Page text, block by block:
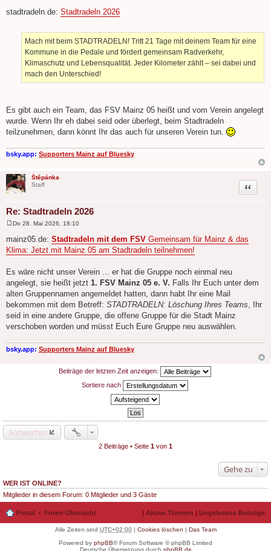
i
stadtradeln.de: Stadtradeln 2026
Mach mit beim STADTRADELN! Tritt 21 Tage mit deinem Team für eine
Kommune in die Pedale und fördert gemeinsam Radverkehr,
Klimaschutz und Lebensqualität. Jeder Kilometer zählt – sei dabei und
mach den Unterschied!
Es gibt auch ein Team, das FSV Mainz 05 heißt und vom Verein angelegt
wurde. Wenn Ihr eh dabei seid oder überlegt, beim Stadtradeln
teilzunehmen, dann könnt Ihr das auch für unseren Verein tun.
bsky.app: Supporters Mainz auf Bluesky
Štěpánka
Staff
Re: Stadtradeln 2026
Zitat
i
t
g
Do 28. Mai 2026, 18:10
mainz05.de: Stadtradeln mit dem FSV Gemeinsam für Mainz & das
Klima: Jetzt mit Mainz 05 am Stadtradeln teilnehmen!
Es wäre nicht unser Verein ... er hat die Gruppe noch einmal neu
angelegt, sie heißt jetzt 1. FSV Mainz 05 e. V. Falls Ihr Euch unter dem
alten Gruppennamen angemeldet hatten, dann habt Ihr eine Mail
bekommen mit dem Betreff: STADTRADELN: Löschung Ihres Teams , Ihr
seid in eine andere Gruppe, die offene Gruppe für die Stadt Mainz
verschoben worden und müsst Euch Eure Gruppe neu auswählen.
bsky.app: Supporters Mainz auf Bluesky
Beiträge der letzten Zeit anzeigen:
Sortiere nach
Antworten
2 Beiträge • Seite 1 von 1
Gehe zu
WER IST ONLINE?
Mitglieder in diesem Forum: 0 Mitglieder und 3 Gäste
Portal Foren-Übersicht | Aktive Themen | Ungelesene Beiträge
Alle Zeiten sind UTC+02:00| Cookies löschen | Das Team
Powered by phpBB® Forum Software © phpBB Limited
Deutsche Übersetzung durch phpBB.de